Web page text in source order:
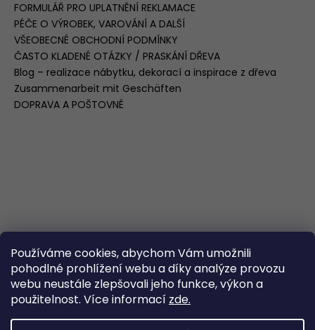
Používáme cookies, abychom Vám umožnili
pohodlné prohlížení webu a díky analýze provozu
webu neustále zlepšovali jeho funkce, výkon a
použitelnost. Více informací zde.
FORMULÁŘ PRO UPLATNĚNÍ REKLAMACE
PÉČE O VÝROBEK, VAROVÁNÍ A DALŠÍ
VŠEOBECNÉ OBCHODNÍ PODMÍNKY
ČASTO KLADENÉ OTÁZKY / PRASKÁNÍ DŘEVA
Blog – realizace nábytku, dekorací a inspirace z dřeva
Zusammenarbeit mit Geschäften
DOPRAVA A POŠTOVNÉ